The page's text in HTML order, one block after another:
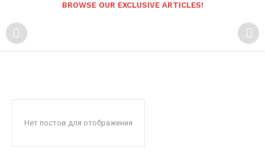
BROWSE OUR EXCLUSIVE ARTICLES!
Нет постов для отображения